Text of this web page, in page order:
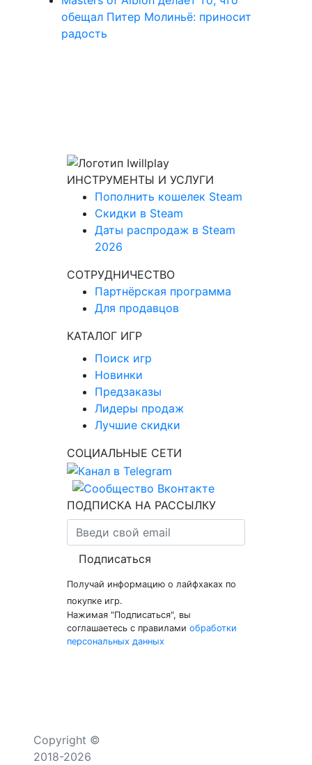
обещал Питер Молиньё: приносит
радость
ИНСТРУМЕНТЫ И УСЛУГИ
Пополнить кошелек Steam
Скидки в Steam
Даты распродаж в Steam
2026
СОТРУДНИЧЕСТВО
Партнёрская программа
Для продавцов
КАТАЛОГ ИГР
Поиск игр
Новинки
Предзаказы
Лидеры продаж
Лучшие скидки
СОЦИАЛЬНЫЕ СЕТИ
ПОДПИСКА НА РАССЫЛКУ
Подписаться
Получай информацию о лайфхаках по
покупке игр.
Нажимая "Подписаться", вы
соглашаетесь с правилами обработки
персональных данных
Copyright ©
2018-2026